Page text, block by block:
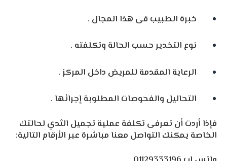
خبرة الطبيب فى هذا المجال .
نوع التخدير حسب الحالة وتكلفته .
الرعاية المقدمة للمريض داخل المركز .
التحاليل والفحوصات المطلوبة إجرائها .
فإذا أردت أن تعرفى تكلفة عملية تجميل الثدي لحالتك
الخاصة يمكنك التواصل معنا مباشرة عبر الأرقام التالية: